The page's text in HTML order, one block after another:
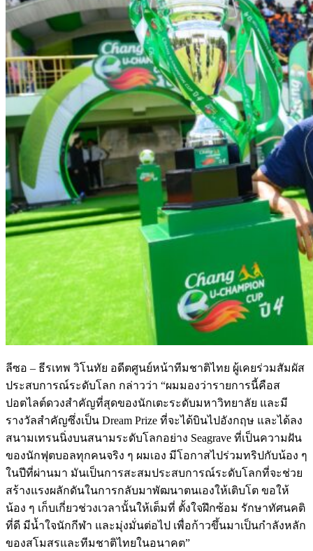
ลีซอ – ธีรเทพ วิโนทัย อดีตศูนย์หน้าทีมชาติไทย ผู้เคยร่วมสัมผัส
ประสบการณ์ระดับโลก กล่าวว่า “ผมมองว่ารายการนี้คือส
ปอตไลต์ดวงสำคัญที่สุดของนักเตะระดับมหาวิทยาลัย และมี
รางวัลสำคัญซึ่งเป็น Dream Prize ที่จะได้บินไปอังกฤษ และได้ลง
สนามเทรนนิ่งบนสนามระดับโลกอย่าง Seagrave ที่เป็นความฝัน
ของนักฟุตบอลทุกคนจริง ๆ ผมเอง มีโอกาสไปร่วมทริปกับน้อง ๆ
ในปีที่ผ่านมา มันเป็นการสะสมประสบการณ์ระดับโลกที่จะช่วย
สร้างแรงผลักดันในการกลับมาพัฒนาตนเองให้เติบโต ขอให้
น้อง ๆ เก็บเกี่ยวช่วงเวลานั้นให้เต็มที่ ตั้งใจฝึกซ้อม รักษาทัศนคติ
ที่ดี มีน้ำใจนักกีฬา และมุ่งมั่นต่อไป เพื่อก้าวขึ้นมาเป็นกำลังหลัก
ของสโมสรและทีมชาติไทยในอนาคต”